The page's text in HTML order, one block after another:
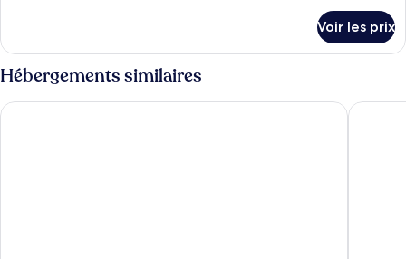
chambre :
Junior
Suite
le
type
de
Junior
Voir les prix
Hébergements similaires
IMLAUER Hotel Pitter Salzburg